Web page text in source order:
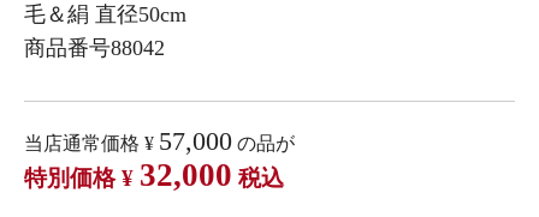
毛＆絹 直径50cm
商品番号88042
当店通常価格 ¥ 57,000 の品が
特別価格 ¥ 32,000 税込